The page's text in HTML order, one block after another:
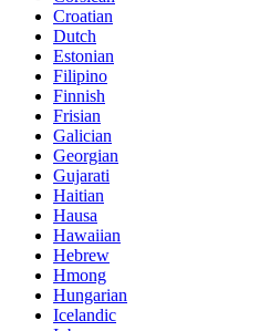
Croatian
Dutch
Estonian
Filipino
Finnish
Frisian
Galician
Georgian
Gujarati
Haitian
Hausa
Hawaiian
Hebrew
Hmong
Hungarian
Icelandic